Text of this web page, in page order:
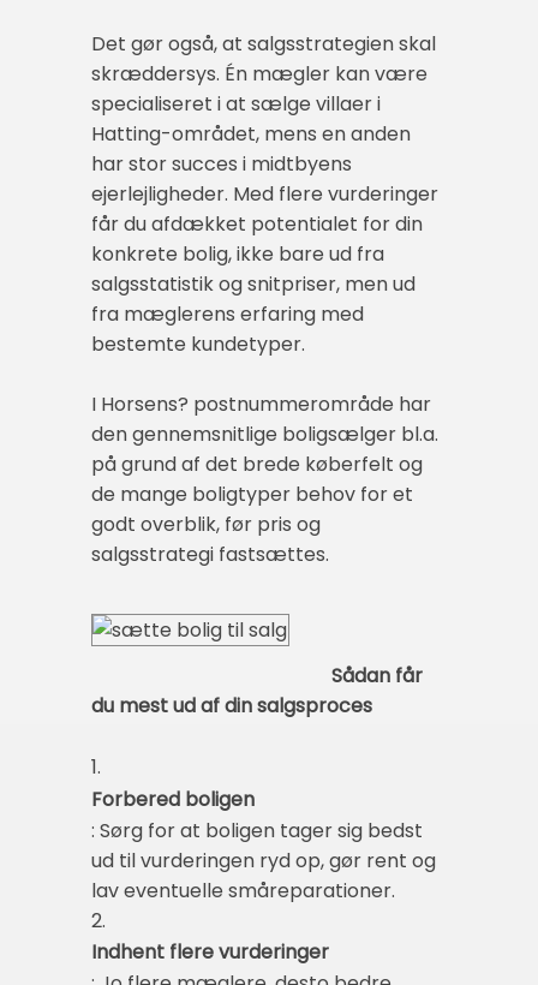
Det gør også, at salgsstrategien skal
skræddersys. Én mægler kan være
specialiseret i at sælge villaer i
Hatting-området, mens en anden
har stor succes i midtbyens
ejerlejligheder. Med flere vurderinger
får du afdækket potentialet for din
konkrete bolig, ikke bare ud fra
salgsstatistik og snitpriser, men ud
fra mæglerens erfaring med
bestemte kundetyper.
I Horsens? postnummerområde har
den gennemsnitlige boligsælger bl.a.
på grund af det brede køberfelt og
de mange boligtyper behov for et
godt overblik, før pris og
salgsstrategi fastsættes.
Sådan får
du mest ud af din salgsproces
1.
Forbered boligen
: Sørg for at boligen tager sig bedst
ud til vurderingen ryd op, gør rent og
lav eventuelle småreparationer.
2.
Indhent flere vurderinger